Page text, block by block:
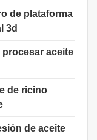
de plataforma
3d
procesar aceite
de ricino
de aceite